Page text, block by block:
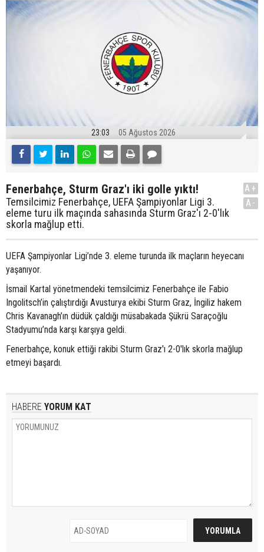
23:03 05 Ağustos 2026
Fenerbahçe, Sturm Graz'ı iki golle yıktı!
Temsilcimiz Fenerbahçe, UEFA Şampiyonlar Ligi 3.
eleme turu ilk maçında sahasında Sturm Graz'ı 2-0'lık
skorla mağlup etti.
A+
A-
UEFA Şampiyonlar Ligi’nde 3. eleme turunda ilk maçların heyecanı
yaşanıyor.
İsmail Kartal yönetmendeki temsilcimiz Fenerbahçe ile Fabio
Ingolitsch’in çalıştırdığı Avusturya ekibi Sturm Graz, İngiliz hakem
Chris Kavanagh’ın düdük çaldığı müsabakada Şükrü Saraçoğlu
Stadyumu’nda karşı karşıya geldi.
Fenerbahçe, konuk ettiği rakibi Sturm Graz'ı 2-0'lık skorla mağlup
etmeyi başardı.
HABERE YORUM KAT